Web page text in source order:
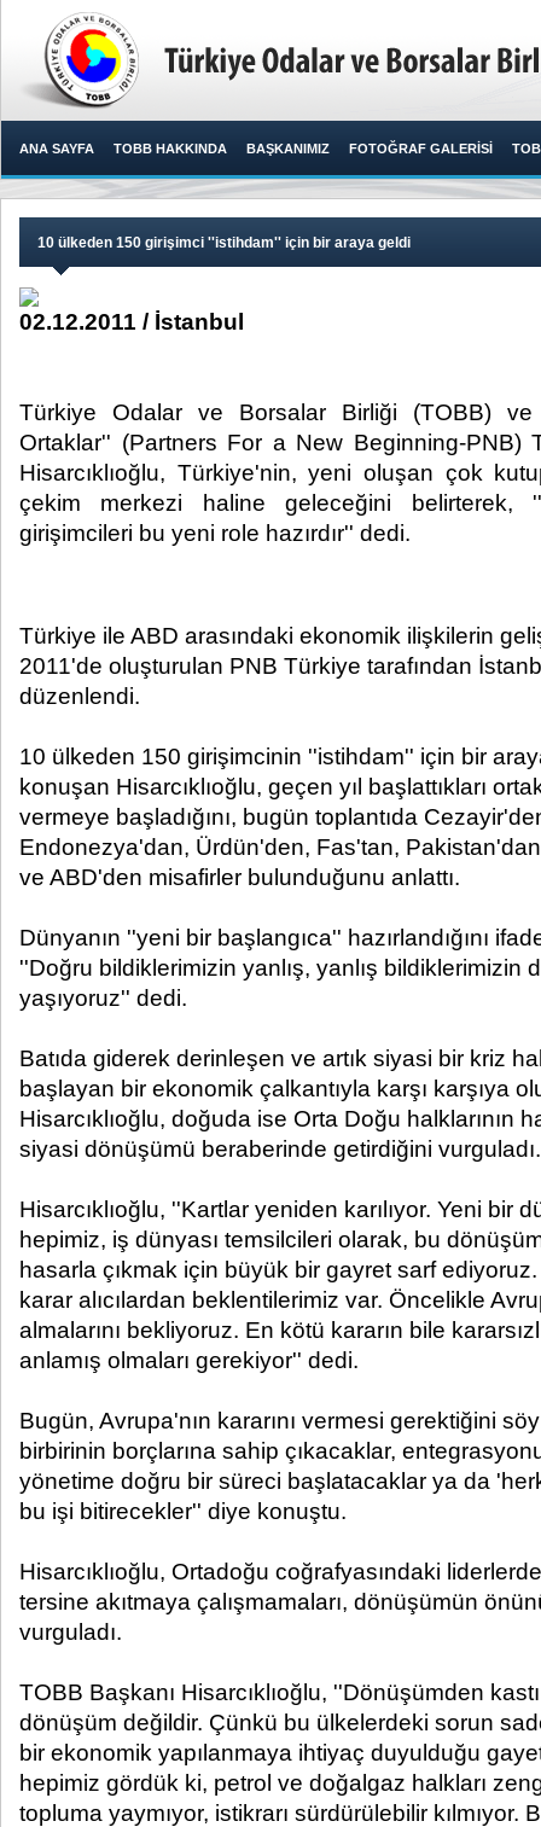
ANA SAYFA TOBB HAKKINDA BAŞKANIMIZ FOTOĞRAF GALERİSİ
10 ülkeden 150 girişimci ''istihdam'' için bir araya geldi
02.12.2011 / İstanbul
Türkiye Odalar ve Borsalar Birliği (TOBB) ve
Ortaklar'' (Partners For a New Beginning-PNB)
Hisarcıklıoğlu, Türkiye'nin, yeni oluşan çok
çekim merkezi haline geleceğini belirterek,
girişimcileri bu yeni role hazırdır'' dedi.​ ​
Türkiye ile ABD arasındaki ekonomik ilişkilerin
2011'de oluşturulan PNB Türkiye tarafından
düzenlendi.
10 ülkeden 150 girişimcinin ''istihdam'' için bir
konuşan Hisarcıklıoğlu, geçen yıl başlattıkları
vermeye başladığını, bugün toplantıda
Endonezya'dan, Ürdün'den, Fas'tan,
ve ABD'den misafirler bulunduğunu anlattı.
Dünyanın ''yeni bir başlangıca'' hazırlandığını
''Doğru bildiklerimizin yanlış, yanlış bildiklerimizin
yaşıyoruz'' dedi.
Batıda giderek derinleşen ve artık siyasi bir kriz
başlayan bir ekonomik çalkantıyla karşı karşıya
Hisarcıklıoğlu, doğuda ise Orta Doğu halklarının
siyasi dönüşümü beraberinde getirdiğini vurguladı.
Hisarcıklıoğlu, ''Kartlar yeniden karılıyor. Yeni bir
hepimiz, iş dünyası temsilcileri olarak, bu
hasarla çıkmak için büyük bir gayret sarf
karar alıcılardan beklentilerimiz var. Öncelikle
almalarını bekliyoruz. En kötü kararın bile
anlamış olmaları gerekiyor'' dedi.
Bugün, Avrupa'nın kararını vermesi gerektiğini
birbirinin borçlarına sahip çıkacaklar,
yönetime doğru bir süreci başlatacaklar ya da
bu işi bitirecekler'' diye konuştu.
Hisarcıklıoğlu, Ortadoğu coğrafyasındaki
tersine akıtmaya çalışmamaları, dönüşümün
vurguladı.
TOBB Başkanı Hisarcıklıoğlu, ''Dönüşümden
dönüşüm değildir. Çünkü bu ülkelerdeki sorun
bir ekonomik yapılanmaya ihtiyaç duyulduğu
hepimiz gördük ki, petrol ve doğalgaz halkları
topluma yaymıyor, istikrarı sürdürülebilir kılmıyor.